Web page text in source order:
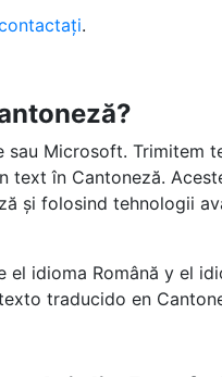
.
Microsoft. Trimitem
text în Cantoneză.
și folosind tehnologii
idioma Română y el
traducido en